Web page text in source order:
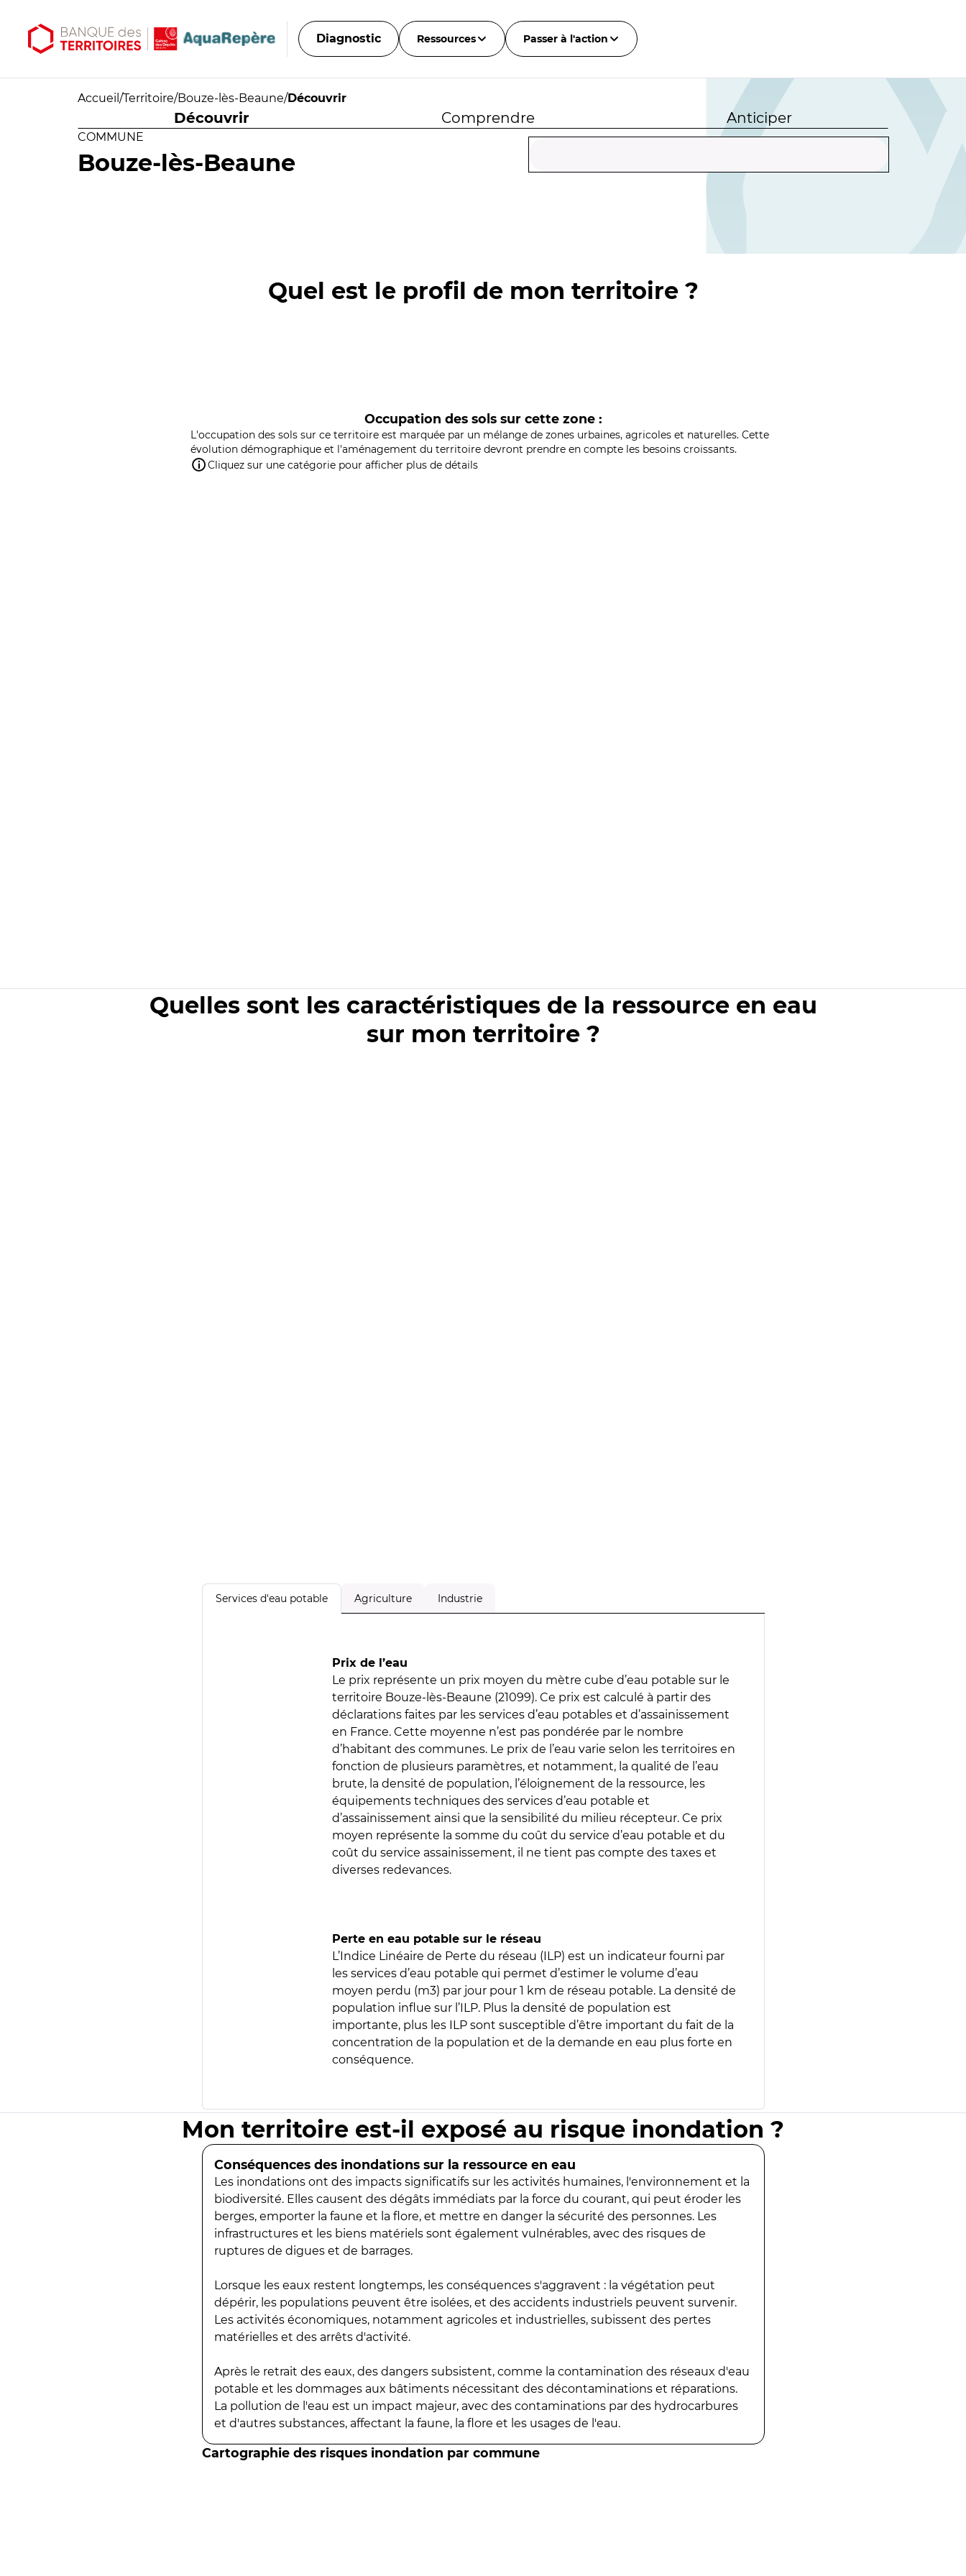
Diagnostic Ressources Passer à l'action
Accueil /Territoire/Bouze-lès-Beaune/Découvrir
Découvrir Comprendre Anticiper
COMMUNE
Bouze-lès-Beaune
Quel est le profil de mon territoire ?
Occupation des sols sur cette zone :
L'occupation des sols sur ce territoire est marquée par un mélange de zones urbaines, agricoles et naturelles. Cette
évolution démographique et l'aménagement du territoire devront prendre en compte les besoins croissants.
Cliquez sur une catégorie pour afficher plus de détails
Quelles sont les caractéristiques de la ressource en eau
sur mon territoire ?
Services d'eau potable Agriculture Industrie
Prix de l’eau
Le prix représente un prix moyen du mètre cube d’eau potable sur le
territoire Bouze-lès-Beaune (21099). Ce prix est calculé à partir des
déclarations faites par les services d’eau potables et d’assainissement
en France. Cette moyenne n’est pas pondérée par le nombre
d’habitant des communes. Le prix de l’eau varie selon les territoires en
fonction de plusieurs paramètres, et notamment, la qualité de l’eau
brute, la densité de population, l’éloignement de la ressource, les
équipements techniques des services d’eau potable et
d’assainissement ainsi que la sensibilité du milieu récepteur. Ce prix
moyen représente la somme du coût du service d’eau potable et du
coût du service assainissement, il ne tient pas compte des taxes et
diverses redevances.
Perte en eau potable sur le réseau
L’Indice Linéaire de Perte du réseau (ILP) est un indicateur fourni par
les services d’eau potable qui permet d’estimer le volume d’eau
moyen perdu (m3) par jour pour 1 km de réseau potable. La densité de
population influe sur l’ILP. Plus la densité de population est
importante, plus les ILP sont susceptible d’être important du fait de la
concentration de la population et de la demande en eau plus forte en
conséquence.
Mon territoire est-il exposé au risque inondation ?
Conséquences des inondations sur la ressource en eau
Les inondations ont des impacts significatifs sur les activités humaines, l'environnement et la
biodiversité. Elles causent des dégâts immédiats par la force du courant, qui peut éroder les
berges, emporter la faune et la flore, et mettre en danger la sécurité des personnes. Les
infrastructures et les biens matériels sont également vulnérables, avec des risques de
ruptures de digues et de barrages.
Lorsque les eaux restent longtemps, les conséquences s'aggravent : la végétation peut
dépérir, les populations peuvent être isolées, et des accidents industriels peuvent survenir.
Les activités économiques, notamment agricoles et industrielles, subissent des pertes
matérielles et des arrêts d'activité.
Après le retrait des eaux, des dangers subsistent, comme la contamination des réseaux d'eau
potable et les dommages aux bâtiments nécessitant des décontaminations et réparations.
La pollution de l'eau est un impact majeur, avec des contaminations par des hydrocarbures
et d'autres substances, affectant la faune, la flore et les usages de l'eau.
Cartographie des risques inondation par commune